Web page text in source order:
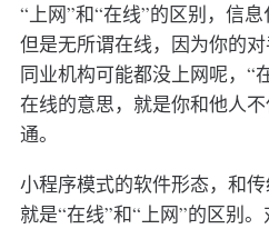
“上网”和“在线”的区别，信息
但是无所谓在线，因为你的对
同业机构可能都没上网呢，“
在线的意思，就是你和他人
通。
小程序模式的软件形态，和
就是“在线”和“上网”的区别